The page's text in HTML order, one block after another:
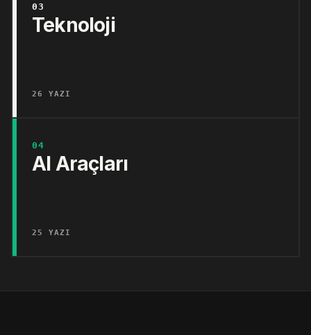
03
Teknoloji
26 YAZI
04
AI Araçları
25 YAZI